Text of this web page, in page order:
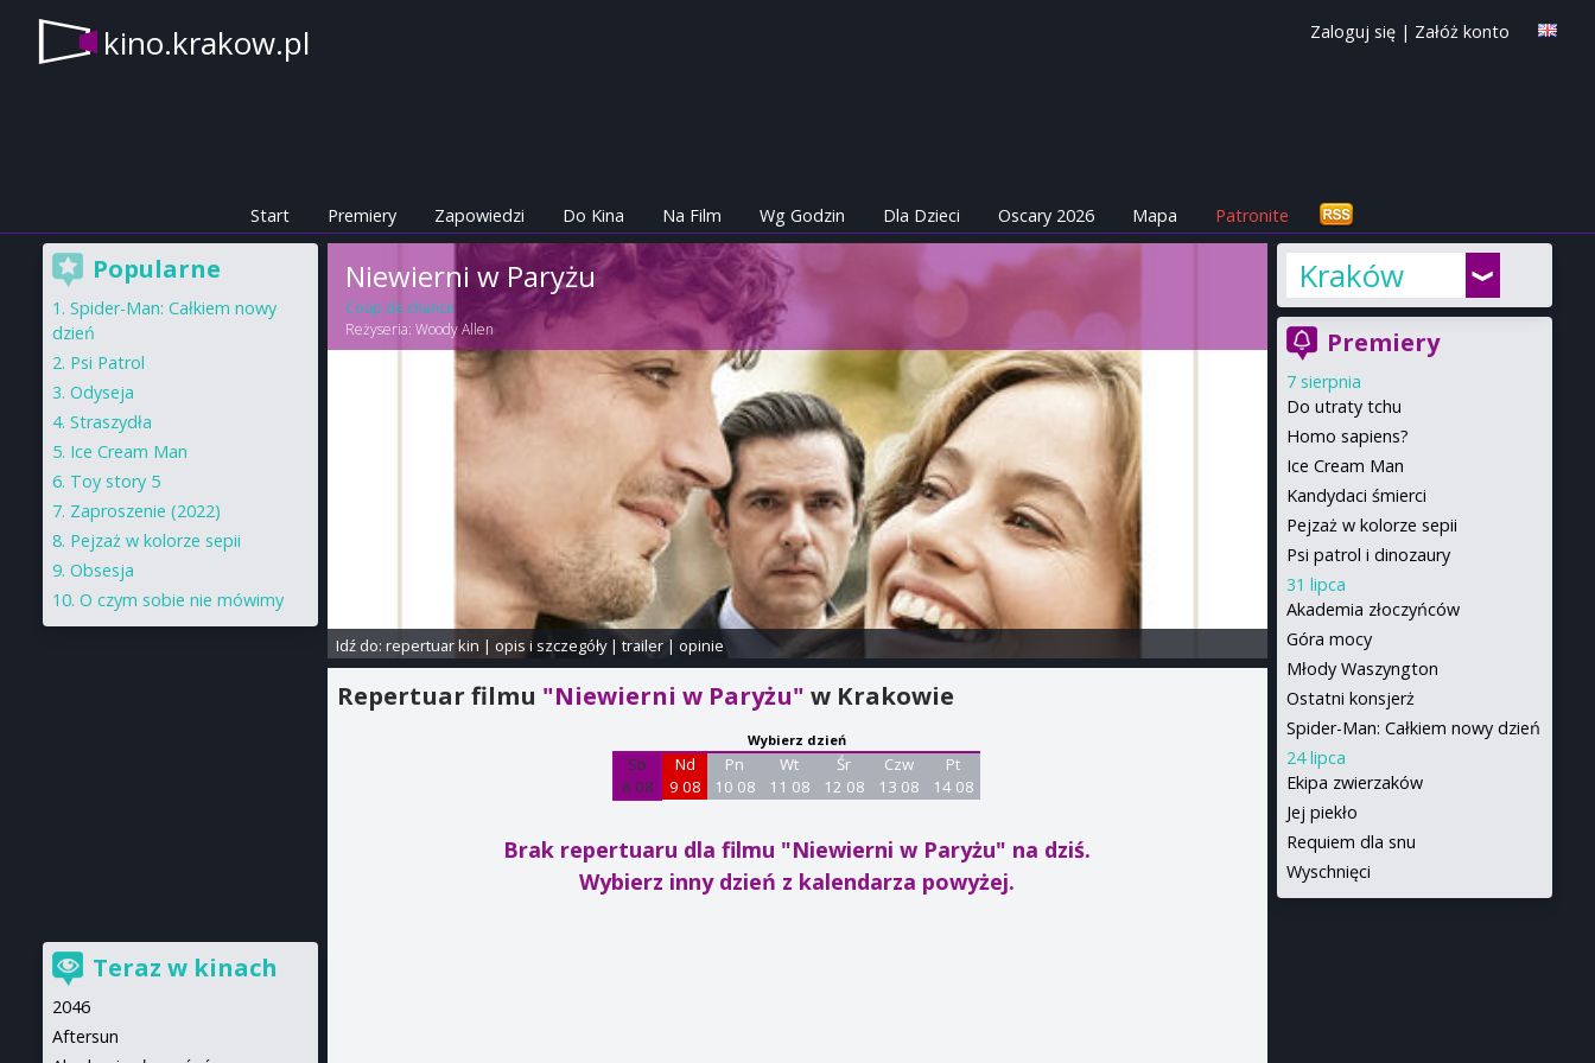
kino.krakow.pl Zaloguj się | Załóż konto
Start Premiery Zapowiedzi Do Kina Na Film Wg Godzin Dla Dzieci Oscary 2026 Mapa Patronite
Niewierni w Paryżu
Coup de chance
Reżyseria:Woody Allen
Idź do: repertuar kin | opis i szczegóły| trailer| opinie
Repertuar filmu "Niewierni w Paryżu"w Krakowie
Wybierz dzień
Sb
8 08
Nd
9 08
Pn
10 08
Wt
11 08
Śr
12 08
Czw
13 08
Pt
14 08
Brak repertuaru dla filmu "Niewierni w Paryżu" na dziś.
Wybierz inny dzień z kalendarza powyżej.
Kraków
Premiery
7 sierpnia
Do utraty tchu
Homo sapiens?
Ice Cream Man
Kandydaci śmierci
Pejzaż w kolorze sepii
Psi patrol i dinozaury
31 lipca
Akademia złoczyńców
Góra mocy
Młody Waszyngton
Ostatni konsjerż
Spider-Man: Całkiem nowy dzień
24 lipca
Ekipa zwierzaków
Jej piekło
Requiem dla snu
Wyschnięci
Popularne
Spider-Man: Całkiem nowy
dzień
Psi Patrol
Odyseja
Straszydła
Ice Cream Man
Toy story 5
Zaproszenie (2022)
Pejzaż w kolorze sepii
Obsesja
O czym sobie nie mówimy
Teraz w kinach
2046
Aftersun